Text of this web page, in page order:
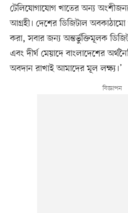
টেলিযোগাযোগ খাতের অন্য
আগ্রহী। দেশের ডিজিটাল
করা, সবার জন্য অন্তর্ভুক্তিমূলক
এবং দীর্ঘ মেয়াদে বাংলাদেশের
অবদান রাখাই আমাদের মূল লক্ষ্য।’